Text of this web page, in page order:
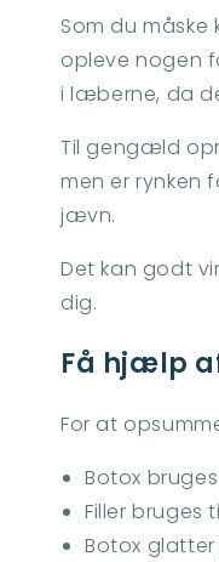
Som du
opleve nogen
i læberne, da
Til gengæld
men er rynken
jævn.
Det kan godt
dig.
Få hjælp
For at
Botox
Filler bruges
Botox